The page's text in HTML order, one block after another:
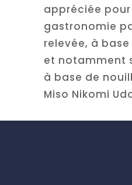
appréciée pour
gastronomie
relevée, à
et notamment
à base de
Miso Nikomi